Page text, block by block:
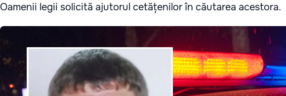
Oamenii legii solicită ajutorul cetățenilor în căutarea acestora.